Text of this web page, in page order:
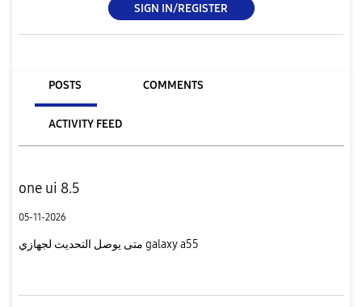
SIGN IN/REGISTER
POSTS COMMENTS
ACTIVITY FEED
one ui 8.5
05-11-2026
متى يوصل التحديث لجهازي galaxy a55